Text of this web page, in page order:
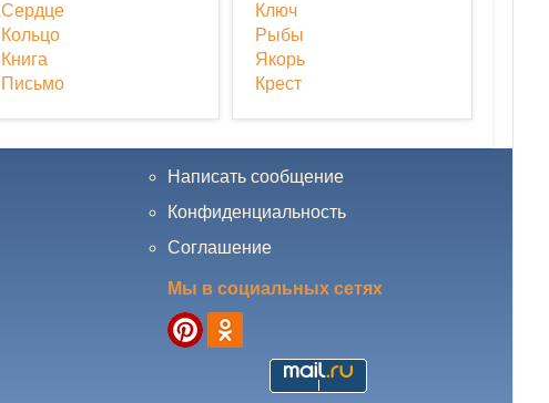
Сердце
Кольцо
Книга
Письмо
Ключ
Рыбы
Якорь
Крест
Написать сообщение
Конфиденциальность
Соглашение
Мы в социальных сетях